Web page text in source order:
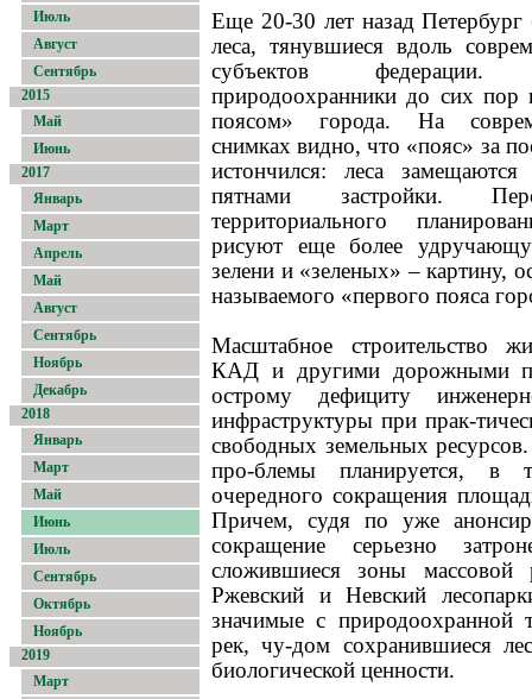
Июль
Август
Сентябрь
2015
Май
Июнь
2017
Январь
Март
Апрель
Май
Август
Сентябрь
Ноябрь
Декабрь
2018
Январь
Март
Май
Июнь
Июль
Сентябрь
Октябрь
Ноябрь
2019
Март
Еще 20-30 лет назад
леса, тянувшиеся вдоль
субъектов
природоохранники до сих
поясом» города. На
снимках видно, что «пояс» за
истончился: леса
пятнами застройки.
территориального
рисуют еще более
зелени и «зеленых» – картину,
называемого «первого пояса
Масштабное строительство
КАД и другими дорожными
острому дефициту
инфраструктуры при прак-
свободных земельных
про-блемы планируется, в
очередного сокращения
Причем, судя по уже
сокращение серьезно
сложившиеся зоны массовой
Ржевский и Невский
значимые с природоохранной
рек, чу-дом сохранившиеся
биологической ценности.